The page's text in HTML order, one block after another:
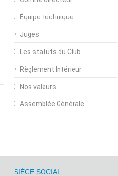
Équipe technique
Juges
Les statuts du Club
Règlement Intérieur
Nos valeurs
Assemblée Générale
SIÈGE SOCIAL